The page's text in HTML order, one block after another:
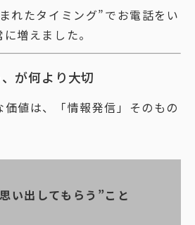
れたタイミング”でお電話をい
増えました。
が何より大切
値は、「情報発信」そのもの
い出してもらう”こと